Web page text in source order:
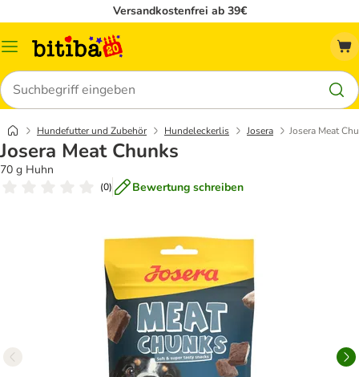
Versandkostenfrei ab 39€
Menü
Suchen
Hundefutter und Zubehör Hundeleckerlis Josera Josera Meat
Josera Meat Chunks
70 g Huhn
(0) Bewertung schreiben